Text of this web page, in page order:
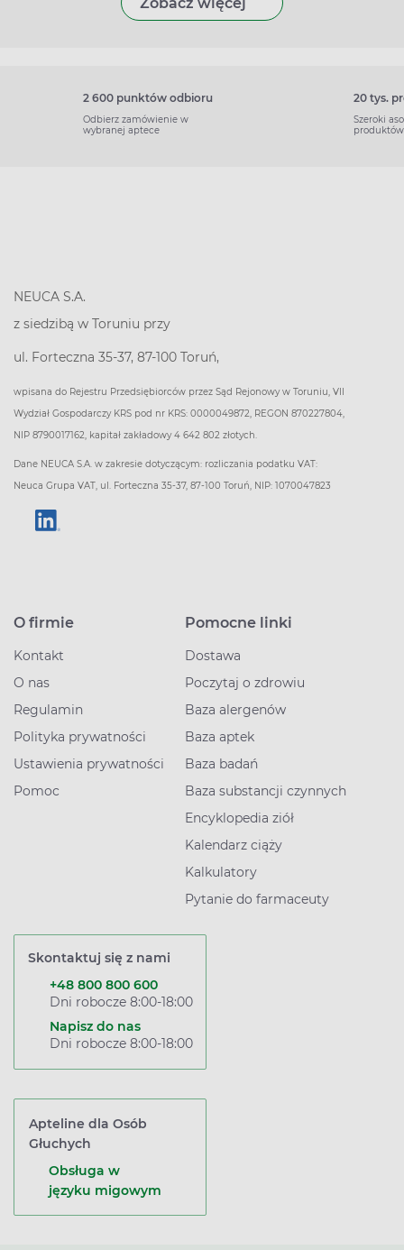
2 600 punktów odbioru
Odbierz zamówienie w
wybranej aptece
20 tys.
Szeroki
produktów
NEUCA S.A.
z siedzibą w Toruniu przy
ul. Forteczna 35-37, 87-100 Toruń,
wpisana do Rejestru Przedsiębiorców przez Sąd Rejonowy w Toruniu, VII
Wydział Gospodarczy KRS pod nr KRS: 0000049872, REGON 870227804,
NIP 8790017162, kapitał zakładowy 4 642 802 złotych.
Dane NEUCA S.A. w zakresie dotyczącym: rozliczania podatku VAT:
Neuca Grupa VAT, ul. Forteczna 35-37, 87-100 Toruń, NIP: 1070047823
O firmie
Kontakt
O nas
Regulamin
Polityka prywatności
Ustawienia prywatności
Pomoc
Pomocne linki
Dostawa
Poczytaj o zdrowiu
Baza alergenów
Baza aptek
Baza badań
Baza substancji czynnych
Encyklopedia ziół
Kalendarz ciąży
Kalkulatory
Pytanie do farmaceuty
Skontaktuj się z nami
+48 800 800 600
Dni robocze 8:00-18:00
Napisz do nas
Dni robocze 8:00-18:00
Apteline dla Osób
Głuchych
Obsługa w
języku migowym